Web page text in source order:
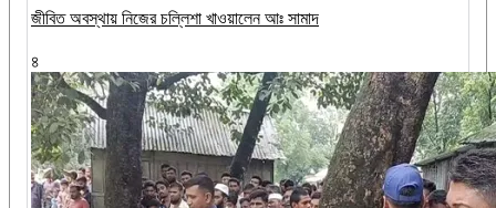
জীবিত অবস্থায় নিজের চল্লিশা খাওয়ালেন আঃ সামাদ
৪